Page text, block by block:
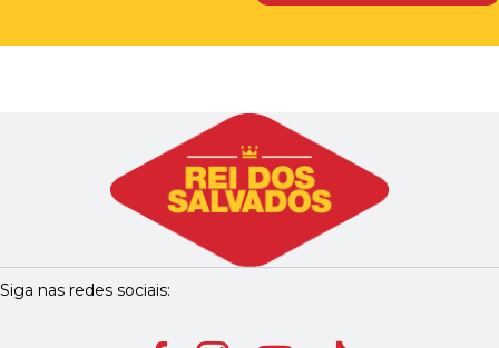
Siga nas redes sociais: